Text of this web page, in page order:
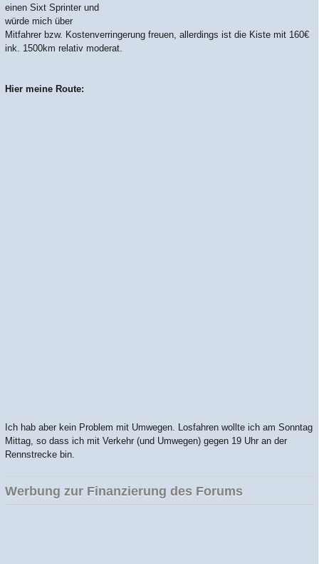
einen Sixt Sprinter und
würde mich über
Mitfahrer bzw. Kostenverringerung freuen, allerdings ist die Kiste mit 160€
ink. 1500km relativ moderat.
Hier meine Route:
Ich hab aber kein Problem mit Umwegen. Losfahren wollte ich am Sonntag
Mittag, so dass ich mit Verkehr (und Umwegen) gegen 19 Uhr an der
Rennstrecke bin.
Werbung zur Finanzierung des Forums